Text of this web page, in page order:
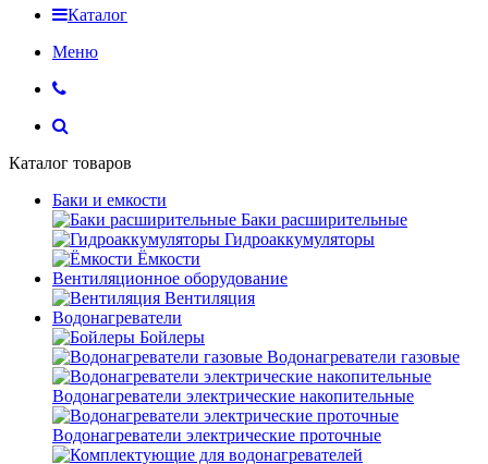
Каталог
Меню
Каталог товаров
Баки и емкости
Баки расширительные
Гидроаккумуляторы
Ёмкости
Вентиляционное оборудование
Вентиляция
Водонагреватели
Бойлеры
Водонагреватели газовые
Водонагреватели электрические накопительные
Водонагреватели электрические проточные